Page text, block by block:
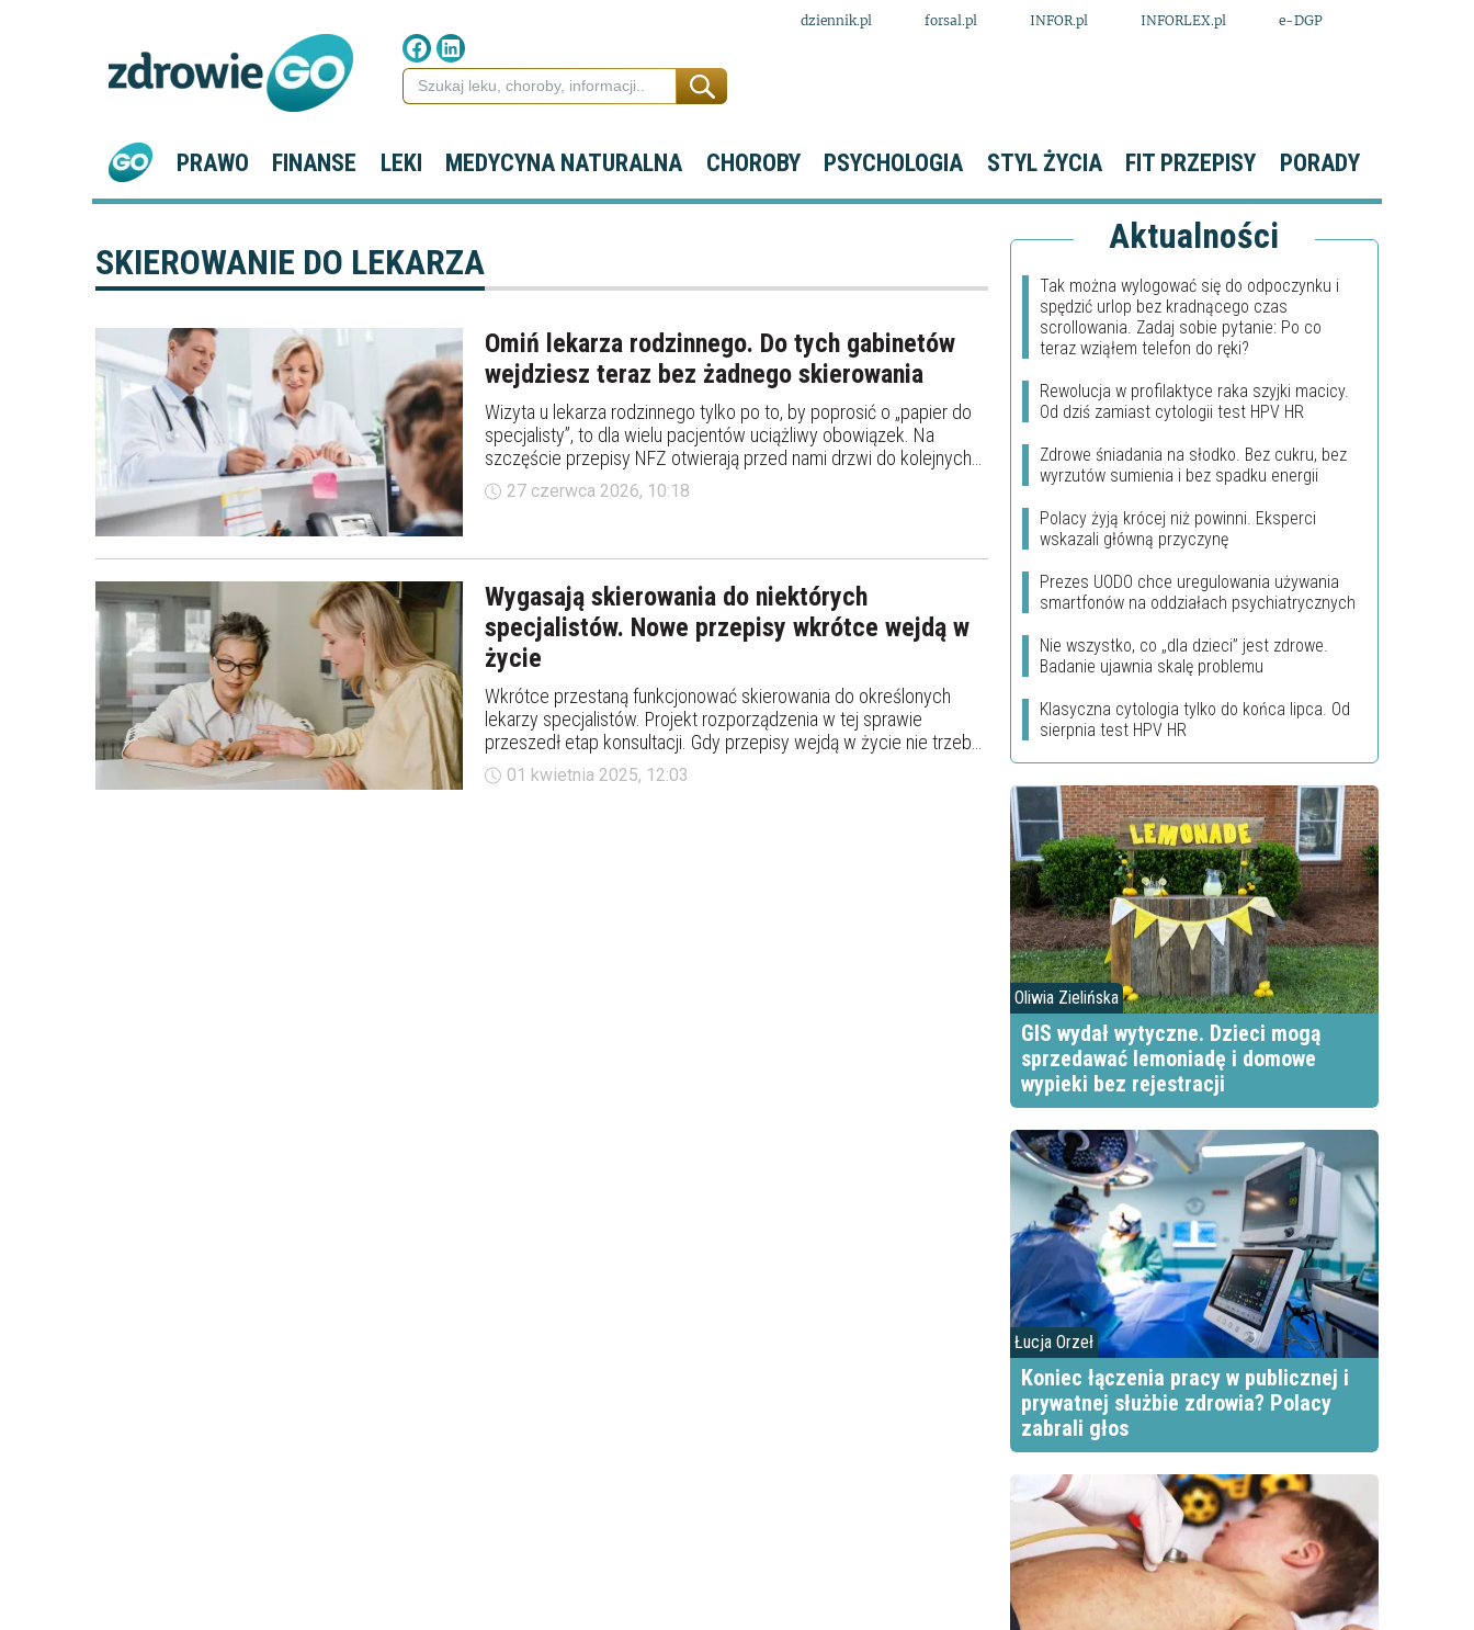
dziennik.pl forsal.pl INFOR.pl INFORLEX.pl e-DGP
PRAWO FINANSE LEKI MEDYCYNA NATURALNA CHOROBY PSYCHOLOGIA STYL ŻYCIA FIT PRZEPISY PORADY
SKIEROWANIE DO LEKARZA
Omiń lekarza rodzinnego. Do tych gabinetów
wejdziesz teraz bez żadnego skierowania
Wizyta u lekarza rodzinnego tylko po to, by poprosić o „papier do
specjalisty”, to dla wielu pacjentów uciążliwy obowiązek. Na
szczęście przepisy NFZ otwierają przed nami drzwi do kolejnych
gabinetów bez konieczności stania w dodatkowych kolejkach. Na
aktualnej liście pojawiły się absolutne nowości, które dla wielu
27 czerwca 2026, 10:18
Wygasają skierowania do niektórych
specjalistów. Nowe przepisy wkrótce wejdą w
życie
Wkrótce przestaną funkcjonować skierowania do określonych
lekarzy specjalistów. Projekt rozporządzenia w tej sprawie
przeszedł etap konsultacji. Gdy przepisy wejdą w życie nie trzeba
będzie mieć skierowania m.in. do psychologa, dzięki czemu czas
oczekiwania na wizytę się skróci. Do jakich jeszcze specjalistów
01 kwietnia 2025, 12:03
Aktualności
Tak można wylogować się do odpoczynku i
spędzić urlop bez kradnącego czas
scrollowania. Zadaj sobie pytanie: Po co
teraz wziąłem telefon do ręki?
Rewolucja w profilaktyce raka szyjki macicy.
Od dziś zamiast cytologii test HPV HR
Zdrowe śniadania na słodko. Bez cukru, bez
wyrzutów sumienia i bez spadku energii
Polacy żyją krócej niż powinni. Eksperci
wskazali główną przyczynę
Prezes UODO chce uregulowania używania
smartfonów na oddziałach psychiatrycznych
Nie wszystko, co „dla dzieci” jest zdrowe.
Badanie ujawnia skalę problemu
Klasyczna cytologia tylko do końca lipca. Od
sierpnia test HPV HR
Oliwia Zielińska
GIS wydał wytyczne. Dzieci mogą
sprzedawać lemoniadę i domowe
wypieki bez rejestracji
Łucja Orzeł
Koniec łączenia pracy w publicznej i
prywatnej służbie zdrowia? Polacy
zabrali głos